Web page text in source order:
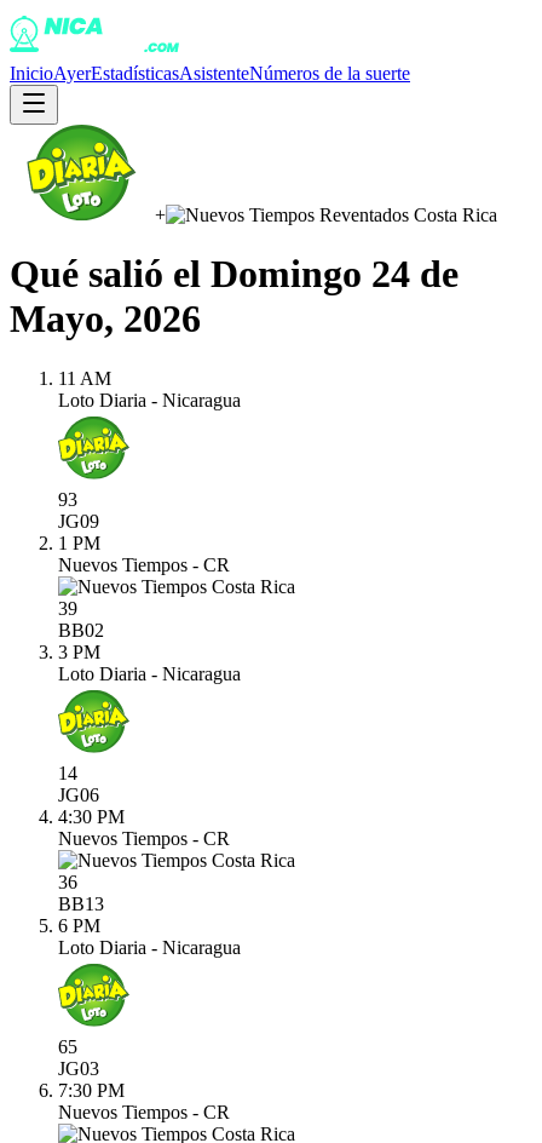
InicioAyerEstadísticasAsistenteNúmeros de la suerte
+
Qué salió el Domingo 24 de
Mayo, 2026
11 AM
Loto Diaria - Nicaragua
93
JG09
1 PM
Nuevos Tiempos - CR
39
BB02
3 PM
Loto Diaria - Nicaragua
14
JG06
4:30 PM
Nuevos Tiempos - CR
36
BB13
6 PM
Loto Diaria - Nicaragua
65
JG03
7:30 PM
Nuevos Tiempos - CR